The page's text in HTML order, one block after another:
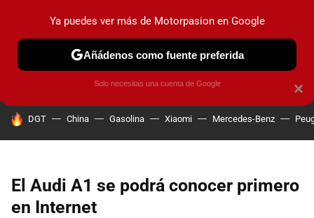
PRUEBAS COCHES ELÉCTRICOS OBSERVATORIO
HOY SE HABLA DE
DGT China Gasolina Xiaomi Mercedes-Benz
El Audi A1 se podrá conocer primero
en Internet
×
Ya puedes ver más de Motorpasion en Google
Añádenos como fuente preferida
Solo necesitas una cuenta de Google